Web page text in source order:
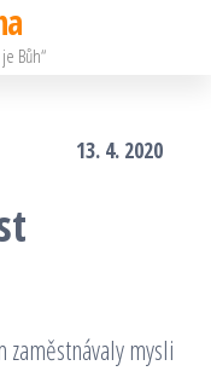
Bůh“
13. 4. 2020
mysli